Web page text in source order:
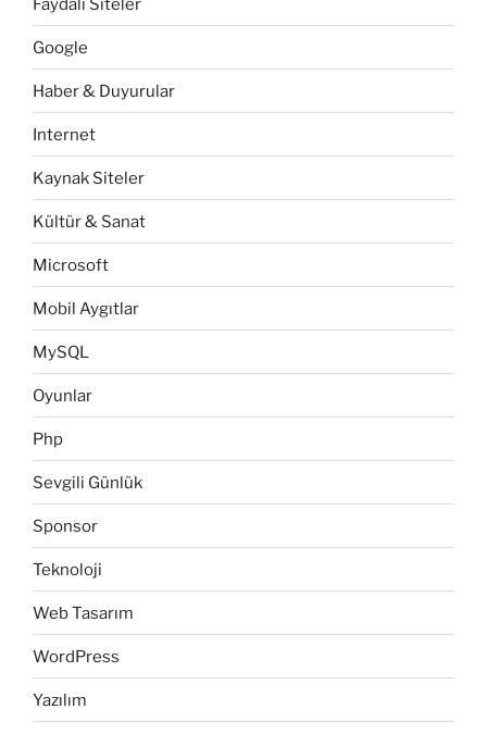
Faydalı Siteler
Google
Haber & Duyurular
Internet
Kaynak Siteler
Kültür & Sanat
Microsoft
Mobil Aygıtlar
MySQL
Oyunlar
Php
Sevgili Günlük
Sponsor
Teknoloji
Web Tasarım
WordPress
Yazılım